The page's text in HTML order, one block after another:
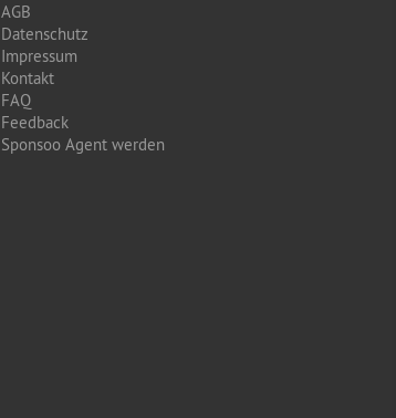
AGB
Datenschutz
Impressum
Kontakt
FAQ
Feedback
Sponsoo Agent werden